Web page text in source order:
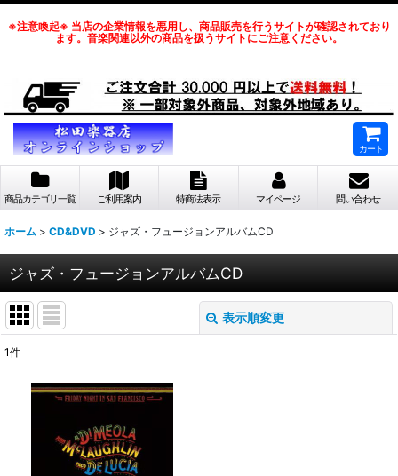
※注意喚起※ 当店の企業情報を悪用し、商品販売を行うサイトが確認されており
ます。音楽関連以外の商品を扱うサイトにご注意ください。
カート
商品カテゴリ一覧 ご利用案内 特商法表示 マイページ 問い合わせ
ホーム > CD&DVD > ジャズ・フュージョンアルバムCD
ジャズ・フュージョンアルバムCD
表示順変更
1件